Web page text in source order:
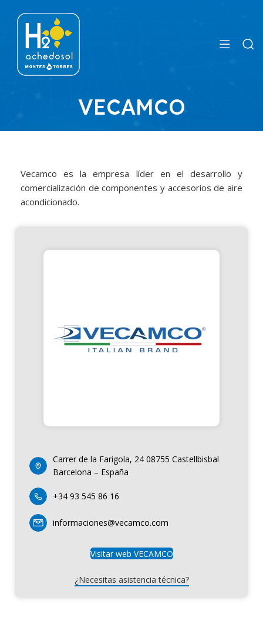
VECAMCO
Vecamco es la empresa líder en el desarrollo y
comercialización de componentes y accesorios de aire
acondicionado.
Carrer de la Farigola, 24 08755 Castellbisbal
Barcelona – España
+34 93 545 86 16
informaciones@vecamco.com
Visitar web VECAMCO
¿Necesitas asistencia técnica?